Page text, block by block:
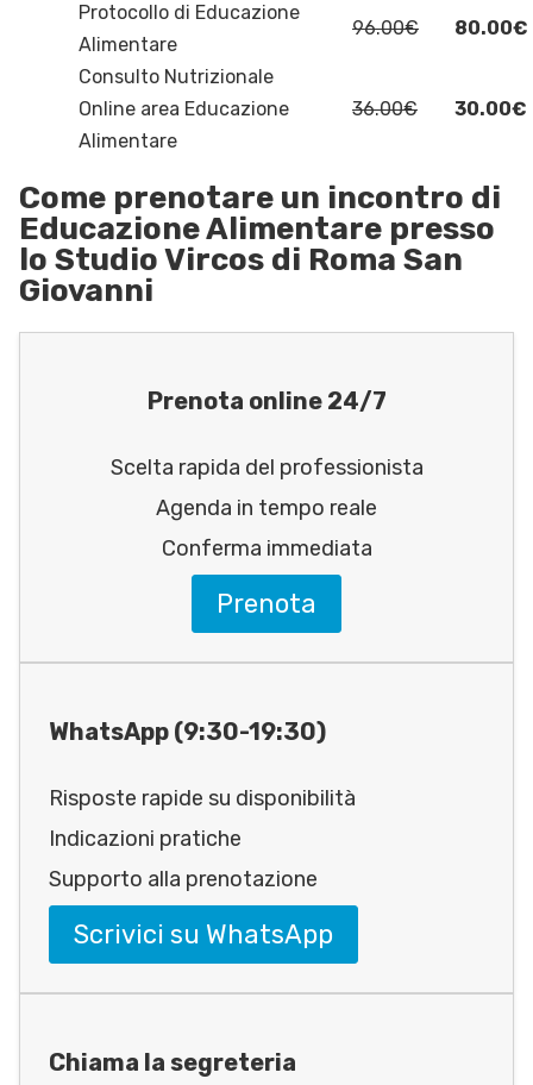
Protocollo di Educazione
Alimentare
96.00€ 80.00€
Consulto Nutrizionale
Online area Educazione
Alimentare
36.00€ 30.00€
Come prenotare un incontro di
Educazione Alimentare presso
lo Studio Vircos di Roma San
Giovanni
Prenota online 24/7
Scelta rapida del professionista
Agenda in tempo reale
Conferma immediata
Prenota
WhatsApp (9:30-19:30)
Risposte rapide su disponibilità
Indicazioni pratiche
Supporto alla prenotazione
Scrivici su WhatsApp
Chiama la segreteria